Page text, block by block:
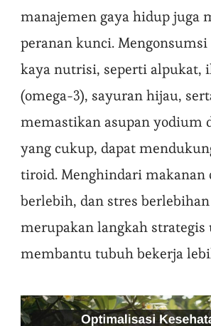
manajemen gaya hidup juga
peranan kunci.
kaya nutrisi, seperti alpukat,
(omega-3), sayuran hijau,
memastikan asupan yodium
yang cukup, dapat
tiroid. Menghindari makanan
berlebih, dan stres
merupakan langkah
membantu tubuh bekerja